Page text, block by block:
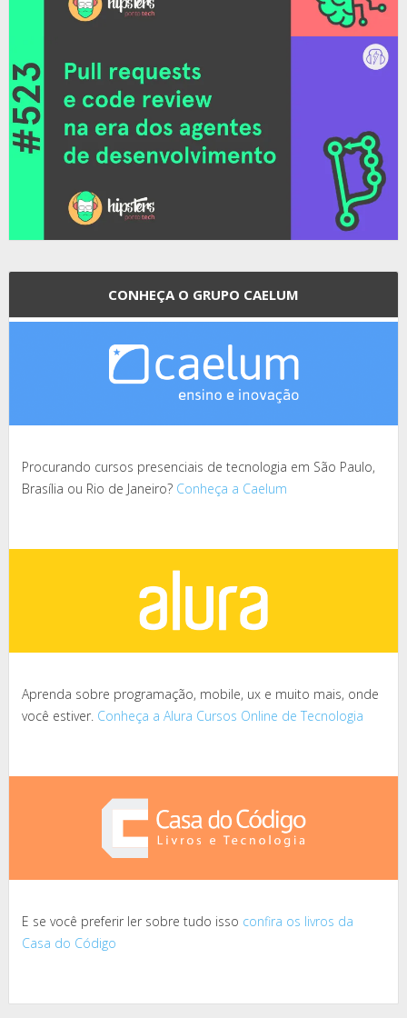
CONHEÇA O GRUPO CAELUM
Procurando cursos presenciais de tecnologia em São Paulo,
Brasília ou Rio de Janeiro? Conheça a Caelum
Aprenda sobre programação, mobile, ux e muito mais, onde
você estiver. Conheça a Alura Cursos Online de Tecnologia
E se você preferir ler sobre tudo isso confira os livros da
Casa do Código